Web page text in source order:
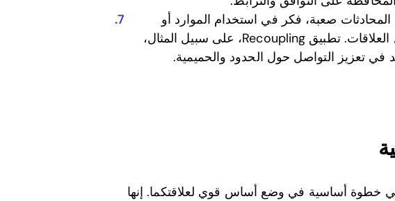
صعبة، فكر في استخدام الموارد أو
التطبيقات التي تقدم محادثات موجهة حول العلاقات. تطبيق Recoupling، على سبيل المثال،
تعزيز التواصل حول الحدود والحميمية.
خطوة أساسية في وضع أساس قوي لعلاقتكما. إنها